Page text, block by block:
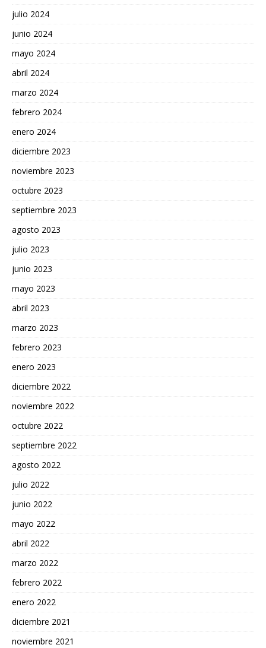
julio 2024
junio 2024
mayo 2024
abril 2024
marzo 2024
febrero 2024
enero 2024
diciembre 2023
noviembre 2023
octubre 2023
septiembre 2023
agosto 2023
julio 2023
junio 2023
mayo 2023
abril 2023
marzo 2023
febrero 2023
enero 2023
diciembre 2022
noviembre 2022
octubre 2022
septiembre 2022
agosto 2022
julio 2022
junio 2022
mayo 2022
abril 2022
marzo 2022
febrero 2022
enero 2022
diciembre 2021
noviembre 2021